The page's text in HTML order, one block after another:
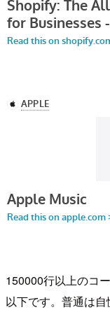
150000行以上のコ
以下です。普通は自